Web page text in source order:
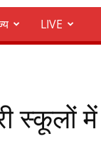
LIVE
स्कूलों में